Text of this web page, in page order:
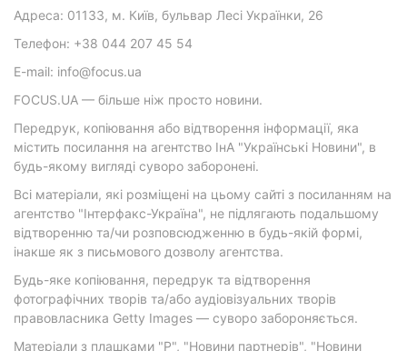
Адреса: 01133, м. Київ, бульвар Лесі Українки, 26
Телефон: +38 044 207 45 54
E-mail: info@focus.ua
FOCUS.UA — більше ніж просто новини.
Передрук, копіювання або відтворення інформації, яка
містить посилання на агентство ІнА "Українські Новини", в
будь-якому вигляді суворо заборонені.
Всі матеріали, які розміщені на цьому сайті з посиланням на
агентство "Інтерфакс-Україна", не підлягають подальшому
відтворенню та/чи розповсюдженню в будь-якій формі,
інакше як з письмового дозволу агентства.
Будь-яке копіювання, передрук та відтворення
фотографічних творів та/або аудіовізуальних творів
правовласника Getty Images — суворо забороняється.
Матеріали з плашками "Р", "Новини партнерів", "Новини